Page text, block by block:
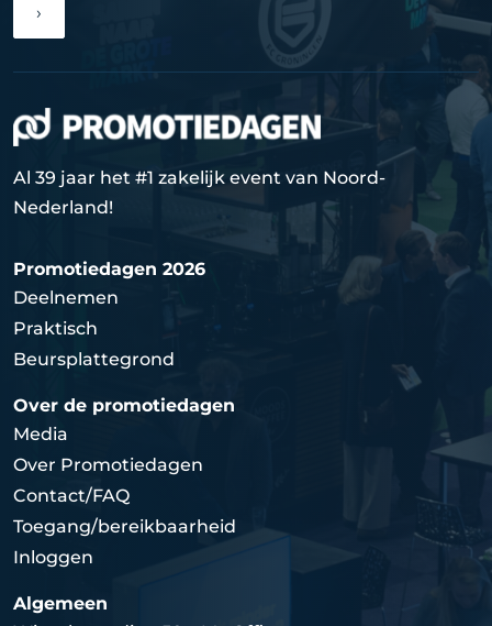
›
Al 39 jaar het #1 zakelijk event van Noord-
Nederland!
Promotiedagen 2026
Deelnemen
Praktisch
Beursplattegrond
Over de promotiedagen
Media
Over Promotiedagen
Contact/FAQ
Toegang/bereikbaarheid
Inloggen
Algemeen